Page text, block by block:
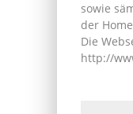
sowie
der
Die
http://